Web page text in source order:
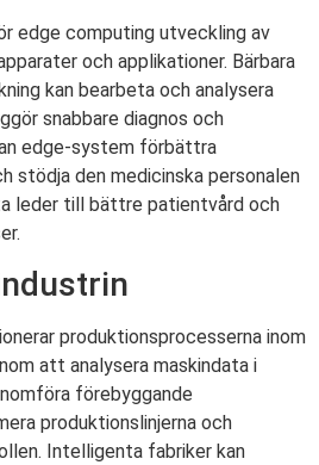
edge computing utveckling av
och applikationer. Bärbara
kan bearbeta och analysera
snabbare diagnos och
edge-system förbättra
stödja den medicinska personalen
leder till bättre patientvård och
produktionsprocesserna inom
att analysera maskindata i
förebyggande
produktionslinjerna och
Intelligenta fabriker kan